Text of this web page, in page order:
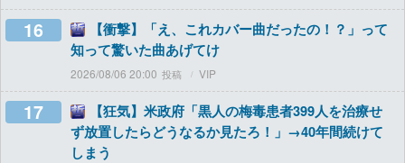
16
【衝撃】「え、これカバー曲だったの！？」って
知って驚いた曲あげてけ
2026/08/06 20:00 VIP
17
【狂気】米政府「黒人の梅毒患者399人を治療せ
ず放置したらどうなるか見たろ！」→40年間続けて
しまう